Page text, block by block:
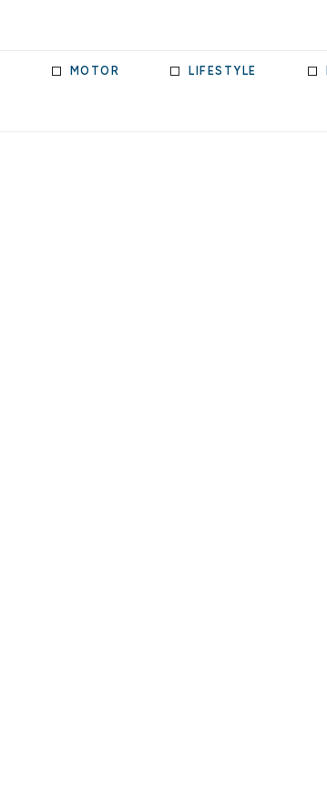
MOTOR LIFESTYLE